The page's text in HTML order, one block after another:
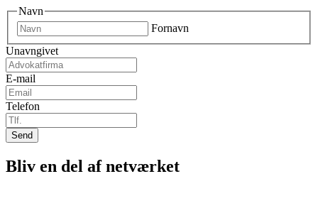
Navn
Fornavn
Unavngivet
E-mail
Telefon
Bliv en del af netværket